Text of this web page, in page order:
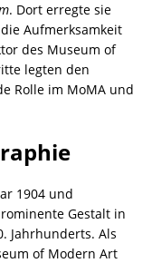
. Dort erregte sie
Aufmerksamkeit
des Museum of
legten den
Rolle im MoMA und
1904 und
Gestalt in
Jahrhunderts. Als
of Modern Art